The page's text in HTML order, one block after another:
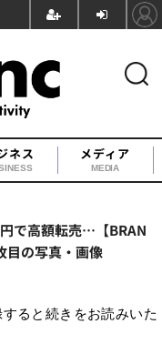
ネス メディア
MEDIA
で高額転売…【BRAN
の写真・画像
ると続きをお読みいた